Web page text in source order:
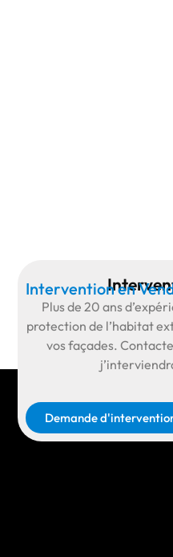
Intervention en
Plus de 20 ans
protection de l’habitat
vos façades.
Demande